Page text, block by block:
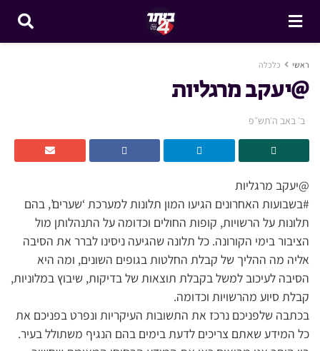
ראשי כלכלה
@יעקב מרגליות
ב׳ באב ה׳תש״פ
@יעקב מרגליות
#בשבועות האחרונים הגיעו המון תלונות למערכת ‘שערים’, בהם
תלונות על הרשויות, קופות החולים וכדומה על התנהלותן מול
הציבור בימי הקורונה. כל תלונה שהגיעה ניסינו לברר את הסיבה
אליה מה ההליך של קבלת החלטות בגופים השונים, ומה היא
הסיבה לעיכוב למשל בקבלת תוצאות של בדיקות, שיבוץ במלוניות,
קבלת סיוע מהרשויות וכדומה.
בכתבה שלפניכם נרכז את התשובות העיקריות ונפרט בפניכם את
כל המידע שאתם צריכים לדעת בימים בהם הנגיף משתולל בעיר.